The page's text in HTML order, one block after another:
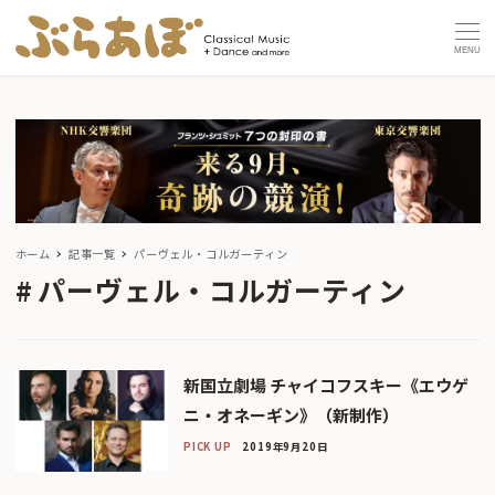
MENU
ホーム 記事一覧 パーヴェル・コルガーティン
パーヴェル・コルガーティン
新国立劇場 チャイコフスキー《エウゲ
ニ・オネーギン》（新制作）
PICK UP 2019年9月20日